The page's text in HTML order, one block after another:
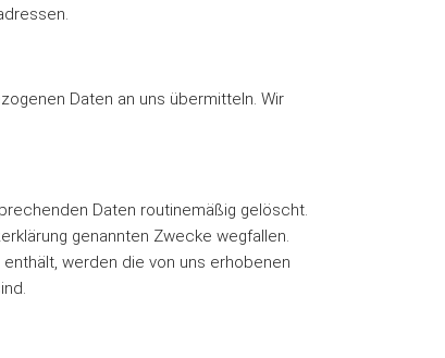
Daten an uns übermitteln. Wir
Daten routinemäßig gelöscht.
genannten Zwecke wegfallen.
werden die von uns erhobenen